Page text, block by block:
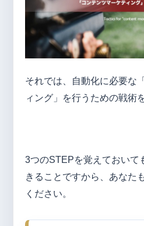
それでは、自動化に必要な
ィング」を行うための戦術
3つのSTEPを覚えておいて
きることですから、あなた
ください。